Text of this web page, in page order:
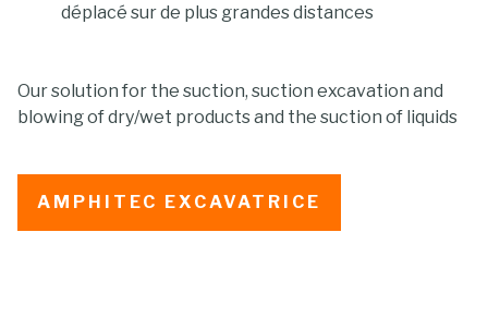
déplacé sur de plus grandes distances
Our solution for the suction, suction excavation and
blowing of dry/wet products and the suction of liquids
AMPHITEC EXCAVATRICE